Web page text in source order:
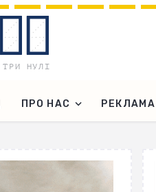
ПРО НАС РЕКЛАМА